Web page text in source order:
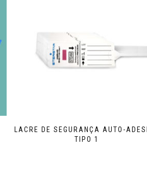
LACRE DE SEGURANÇA AUTO-
TIPO 1